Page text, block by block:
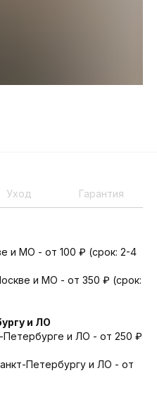
Уход Гарантия
и МО - от 100 ₽ (срок: 2-4
и МО - от 350 ₽ (срок:
и ЛО
и ЛО - от 250 ₽
Петербургу и ЛО - от